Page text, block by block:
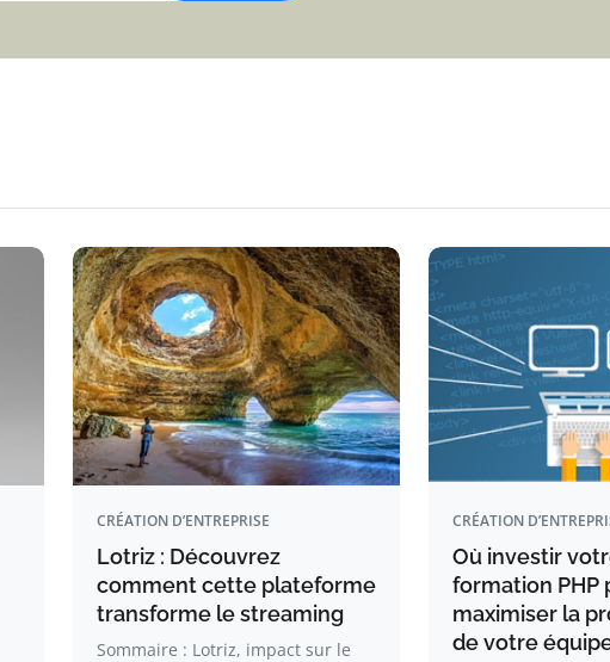
CRÉATION D’ENTREPRISE
Lotriz : Découvrez
comment cette plateforme
transforme le streaming
Sommaire : Lotriz, impact sur le
CRÉATION
Où investir
formation PHP
maximiser la
de votre